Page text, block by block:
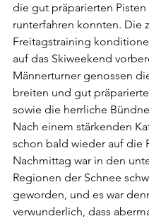
die gut präparierten Pisten
runterfahren konnten. Die
Freitagstraining
auf das Skiweekend
Männerturner genossen
breiten und gut
sowie die herrliche
Nach einem stärkenden
schon bald wieder auf die
Nachmittag war in den
Regionen der Schnee
geworden, und es war
verwunderlich, dass